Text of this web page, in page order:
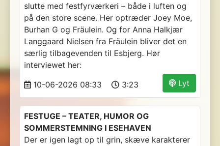
slutte med festfyrværkeri – både i luften og
på den store scene. Her optræder Joey Moe,
Burhan G og Fräulein. Og for Anna Halkjær
Langgaard Nielsen fra Fräulein bliver det en
særlig tilbagevenden til Esbjerg. Hør
interviewet her:
Lyt
10-06-2026 08:33 3:23
FESTUGE – TEATER, HUMOR OG
SOMMERSTEMNING I ESEHAVEN
Der er igen lagt op til grin, skæve karakterer